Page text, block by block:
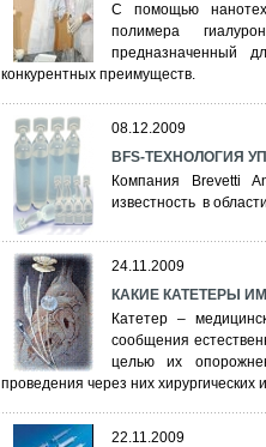
С помощью
полимера
предназначенный
конкурентных преимуществ.
08.12.2009
BFS-ТЕХНОЛОГИЯ
Компания Brevetti
известность в
24.11.2009
КАКИЕ КАТЕТЕРЫ
Катетер –
сообщения
целью их
проведения через них хирургических
22.11.2009